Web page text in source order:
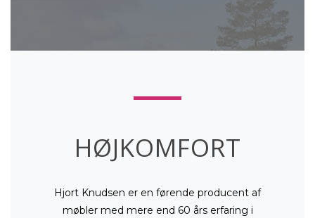
HØJKOMFORT
Hjort Knudsen er en førende producent af
møbler med mere end 60 års erfaring i